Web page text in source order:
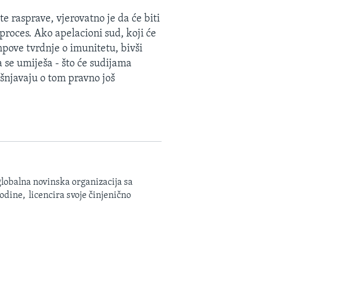
rasprave, vjerovatno je da će biti
Ako apelacioni sud, koji će
tvrdnje o imunitetu, bivši
umiješa - što će sudijama
o tom pravno još
novinska organizacija sa
licencira svoje činjenično